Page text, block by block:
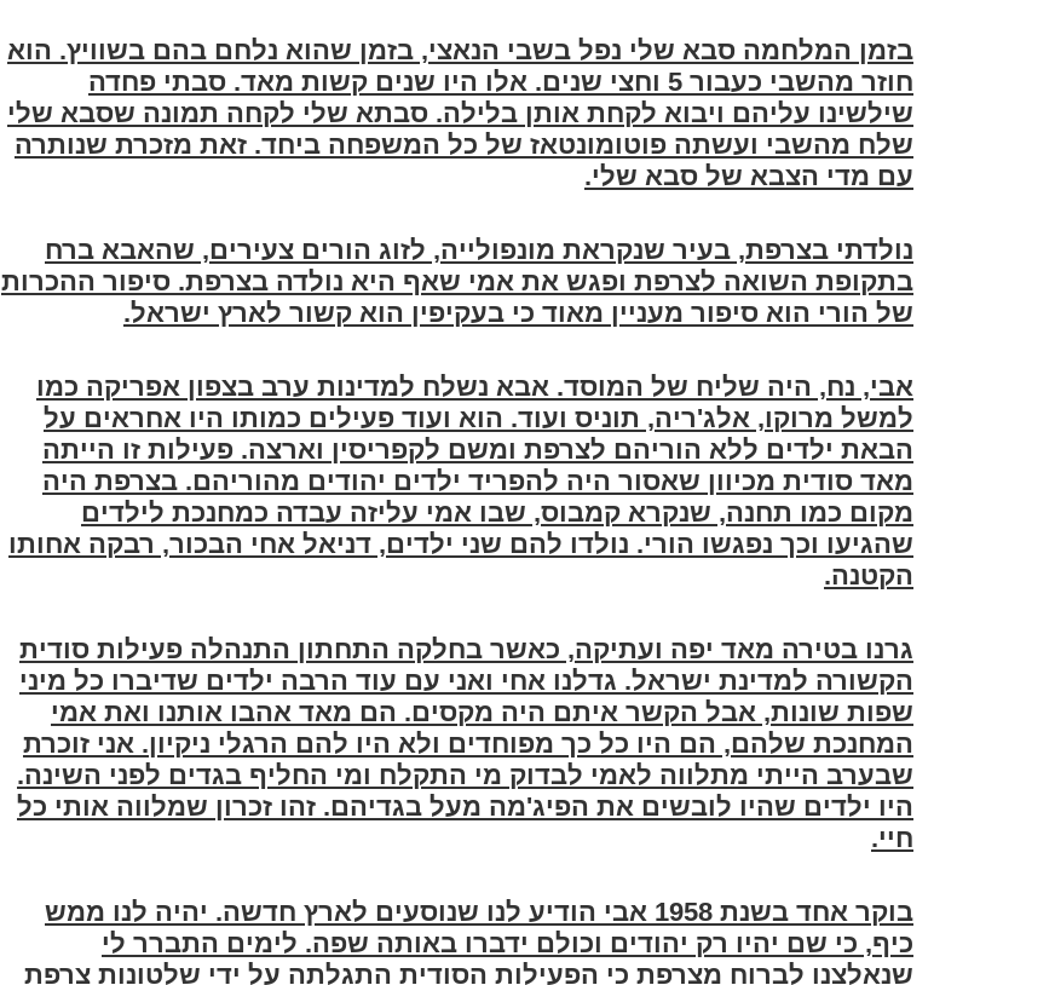
בזמן המלחמה סבא שלי נפל בשבי הנאצי, בזמן שהוא נלחם בהם בשוויץ. הוא
חוזר מהשבי כעבור 5 וחצי שנים. אלו היו שנים קשות מאד. סבתי פחדה
שילשינו עליהם ויבוא לקחת אותן בלילה. סבתא שלי לקחה תמונה שסבא שלי
שלח מהשבי ועשתה פוטומונטאז של כל המשפחה ביחד. זאת מזכרת שנותרה
עם מדי הצבא של סבא שלי.
נולדתי בצרפת, בעיר שנקראת מונפולייה, לזוג הורים צעירים, שהאבא ברח
בתקופת השואה לצרפת ופגש את אמי שאף היא נולדה בצרפת. סיפור ההכרות
של הורי הוא סיפור מעניין מאוד כי בעקיפין הוא קשור לארץ ישראל.
אבי, נח, היה שליח של המוסד. אבא נשלח למדינות ערב בצפון אפריקה כמו
למשל מרוקו, אלג'ריה, תוניס ועוד. הוא ועוד פעילים כמותו היו אחראים על
הבאת ילדים ללא הוריהם לצרפת ומשם לקפריסין וארצה. פעילות זו הייתה
מאד סודית מכיוון שאסור היה להפריד ילדים יהודים מהוריהם. בצרפת היה
מקום כמו תחנה, שנקרא קמבוס, שבו אמי עליזה עבדה כמחנכת לילדים
שהגיעו וכך נפגשו הורי. נולדו להם שני ילדים, דניאל אחי הבכור, רבקה אחותו
הקטנה.
גרנו בטירה מאד יפה ועתיקה, כאשר בחלקה התחתון התנהלה פעילות סודית
הקשורה למדינת ישראל. גדלנו אחי ואני עם עוד הרבה ילדים שדיברו כל מיני
שפות שונות, אבל הקשר איתם היה מקסים. הם מאד אהבו אותנו ואת אמי
המחנכת שלהם, הם היו כל כך מפוחדים ולא היו להם הרגלי ניקיון. אני זוכרת
שבערב הייתי מתלווה לאמי לבדוק מי התקלח ומי החליף בגדים לפני השינה.
היו ילדים שהיו לובשים את הפיג'מה מעל בגדיהם. זהו זכרון שמלווה אותי כל
חיי.
בוקר אחד בשנת 1958 אבי הודיע לנו שנוסעים לארץ חדשה. יהיה לנו ממש
כיף, כי שם יהיו רק יהודים וכולם ידברו באותה שפה. לימים התברר לי
שנאלצנו לברוח מצרפת כי הפעילות הסודית התגלתה על ידי שלטונות צרפת